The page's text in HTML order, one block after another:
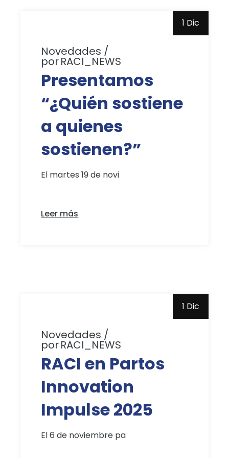
1 Dic
Novedades
porRACI_NEWS
Presentamos
“¿Quién sostiene
a quienes
sostienen?”
El martes 19 de novi
Leer más
1 Dic
Novedades
porRACI_NEWS
RACI en Partos
Innovation
Impulse 2025
El 6 de noviembre pa